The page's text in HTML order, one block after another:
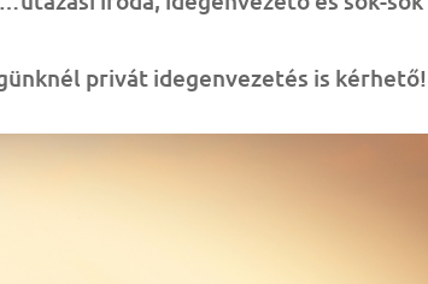
privát idegenvezetés is kérhető!